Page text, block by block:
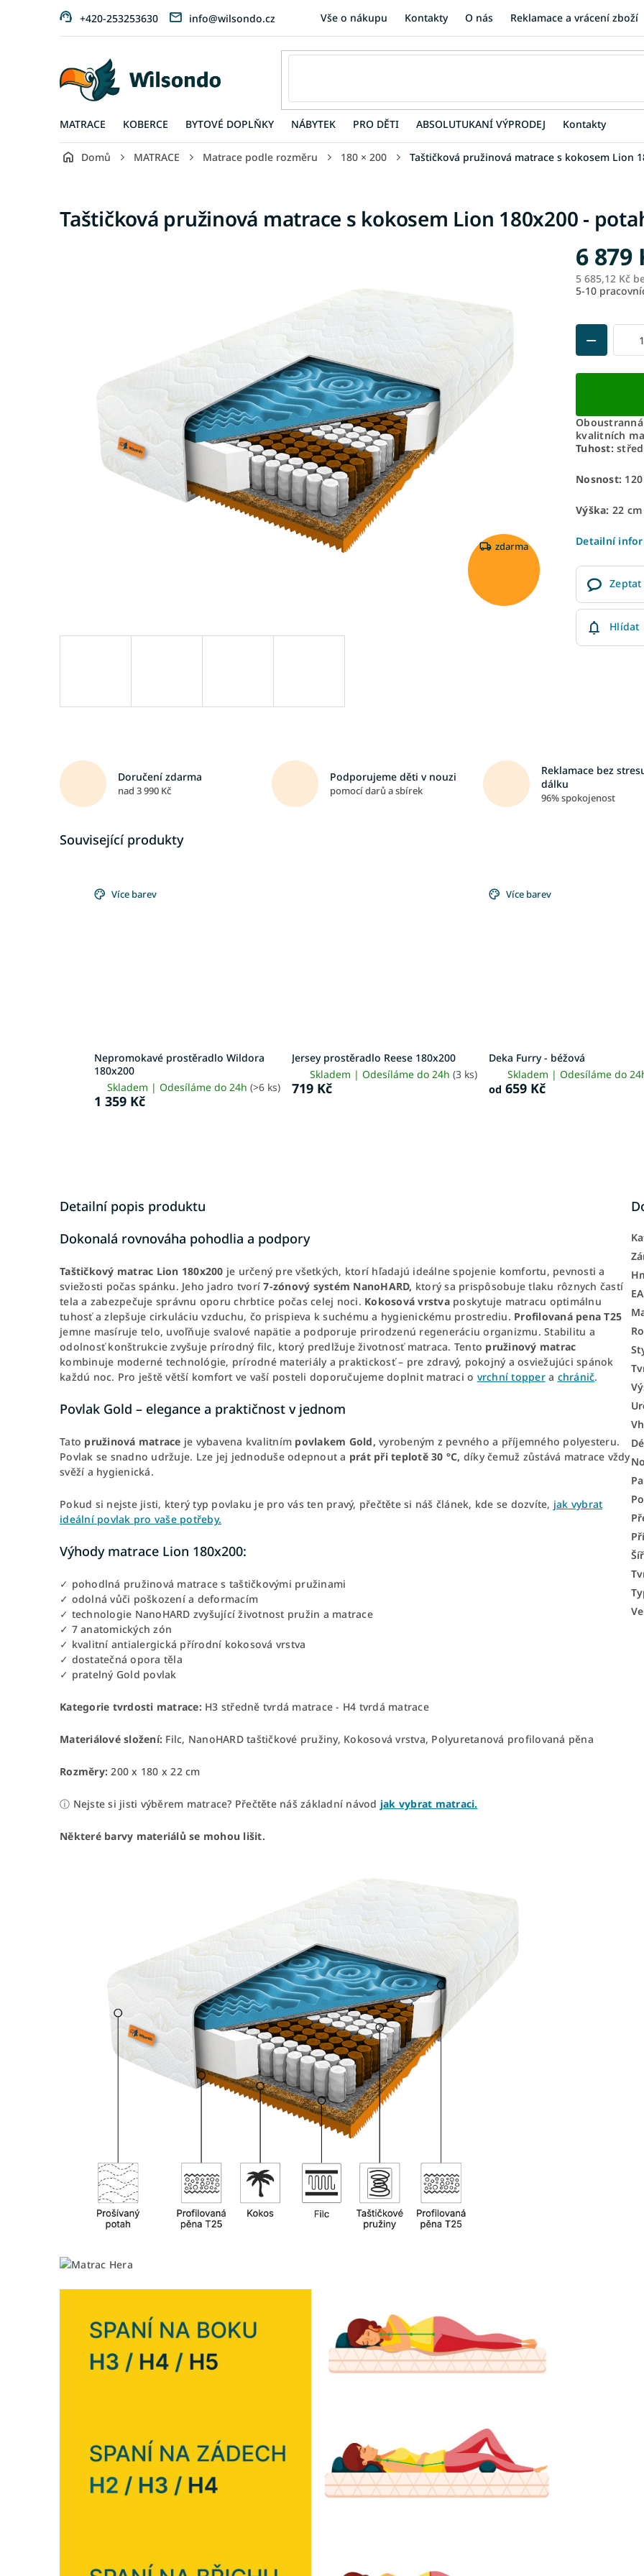
+420-253253630 info@wilsondo.cz Vše o nákupu Kontakty O nás Reklamace a vrácení zboží
MATRACE KOBERCE BYTOVÉ DOPLŇKY NÁBYTEK PRO DĚTI ABSOLUTUKANÍ VÝPRODEJ Kontakty
Domů MATRACE Matrace podle rozměru 180 × 200 Taštičková pružinová matrace s kokosem Lion
Taštičková pružinová matrace s kokosem Lion 180x200 -
zdarma
6 879
5 685,12 Kč
5-10
kvalitních
Tuhost:
Nosnost:
Výška: 22 cm
Detailní
Zeptat
Hlídat
Doručení zdarma
nad 3 990 Kč
Podporujeme děti v nouzi
pomocí darů a sbírek
Reklamace bez
dálku
96% spokojenost
Související produkty
Více barev
Nepromokavé prostěradlo Wildora
180x200
Skladem | Odesíláme do 24h (>6 ks)
1 359 Kč
Jersey prostěradlo Reese 180x200
Skladem | Odesíláme do 24h (3 ks)
719 Kč
Více barev
Deka Furry - béžová
Skladem | Odesíláme do
od 659 Kč
Detailní popis produktu
Dokonalá rovnováha pohodlia a podpory
Taštičkový matrac Lion 180x200 je určený pre všetkých, ktorí hľadajú ideálne spojenie komfortu, pevnosti a
sviežosti počas spánku. Jeho jadro tvorí 7-zónový systém NanoHARD, ktorý sa prispôsobuje tlaku rôznych častí
tela a zabezpečuje správnu oporu chrbtice počas celej noci. Kokosová vrstvaposkytuje matracu optimálnu
tuhosť a zlepšuje cirkuláciu vzduchu, čo prispieva k suchému a hygienickému prostrediu. Profilovaná pena T25
jemne masíruje telo, uvoľňuje svalové napätie a podporuje prirodzenú regeneráciu organizmu. Stabilitu a
odolnosť konštrukcie zvyšuje prírodný filc, ktorý predlžuje životnosť matraca. Tento pružinový matrac
kombinuje moderné technológie, prírodné materiály a praktickosť – pre zdravý, pokojný a osviežujúci spánok
každú noc. Pro ještě větší komfort ve vaší posteli doporučujeme doplnit matraci o vrchní toppera chránič.
Povlak Gold – elegance a praktičnost v jednom
Tato pružinová matrace je vybavena kvalitním povlakem Gold, vyrobeným z pevného a příjemného polyesteru.
Povlak se snadno udržuje. Lze jej jednoduše odepnout a prát při teplotě 30 °C, díky čemuž zůstává matrace vždy
svěží a hygienická.
Pokud si nejste jisti, který typ povlaku je pro vás ten pravý, přečtěte si náš článek, kde se dozvíte, jak vybrat
ideální povlak pro vaše potřeby.
Výhody matrace Lion 180x200:
✓ pohodlná pružinová matrace s taštičkovými pružinami
✓ odolná vůči poškození a deformacím
✓ technologie NanoHARD zvyšující životnost pružin a matrace
✓ 7 anatomických zón
✓ kvalitní antialergická přírodní kokosová vrstva
✓ dostatečná opora těla
✓ pratelný Gold povlak
Kategorie tvrdosti matrace: H3 středně tvrdá matrace - H4 tvrdá matrace
Materiálové složení: Filc, NanoHARD taštičkové pružiny, Kokosová vrstva, Polyuretanová profilovaná pěna
Rozměry: 200 x 180 x 22 cm
ⓘ Nejste si jisti výběrem matrace? Přečtěte náš základní návod jak vybrat matraci.
Některé barvy materiálů se mohou lišit.